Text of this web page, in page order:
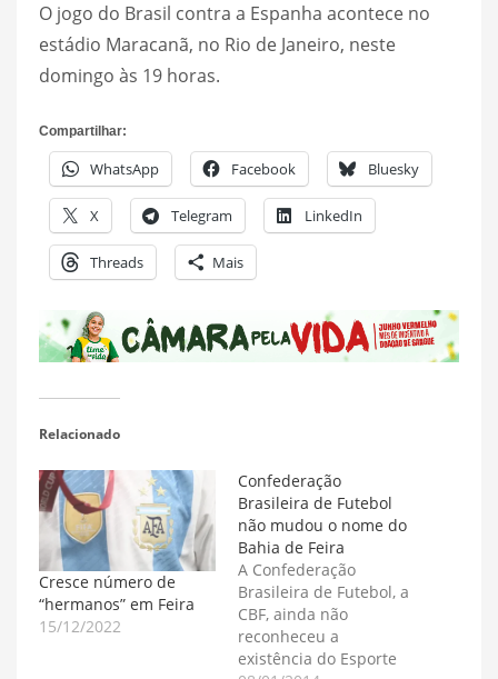
O jogo do Brasil contra a Espanha acontece no
estádio Maracanã, no Rio de Janeiro, neste
domingo às 19 horas.
Compartilhar:
WhatsApp Facebook Bluesky
X Telegram LinkedIn
Threads Mais
Relacionado
Cresce número de
“hermanos” em Feira
15/12/2022
Confederação
Brasileira de Futebol
não mudou o nome do
Bahia de Feira
A Confederação
Brasileira de Futebol, a
CBF, ainda não
reconheceu a
existência do Esporte